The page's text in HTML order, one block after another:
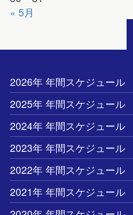
« 5月
2026年 年間スケジュール
2025年 年間スケジュール
2024年 年間スケジュール
2023年 年間スケジュール
2022年 年間スケジュール
2021年 年間スケジュール